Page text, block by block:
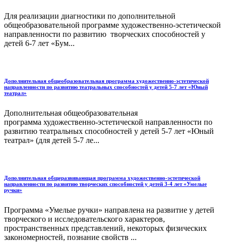
Для реализации диагностики по дополнительной
общеобразовательной программе художественно-эстетической
направленности по развитию творческих способностей у
детей 6-7 лет «Бум...
Дополнительная общеобразовательная программа художественно-эстетической
направленности по развитию театральных способностей у детей 5-7 лет «Юный
театрал»
Дополнительная общеобразовательная
программа художественно-эстетической направленности по
развитию театральных способностей у детей 5-7 лет «Юный
театрал» (для детей 5-7 ле...
Дополнительная общеразвивающая программа художественно-эстетической
направленности по развитию творческих способностей у детей 3-4 лет «Умелые
ручки»
Программа «Умелые ручки» направлена на развитие у детей
творческого и исследовательского характеров,
пространственных представлений, некоторых физических
закономерностей, познание свойств ...